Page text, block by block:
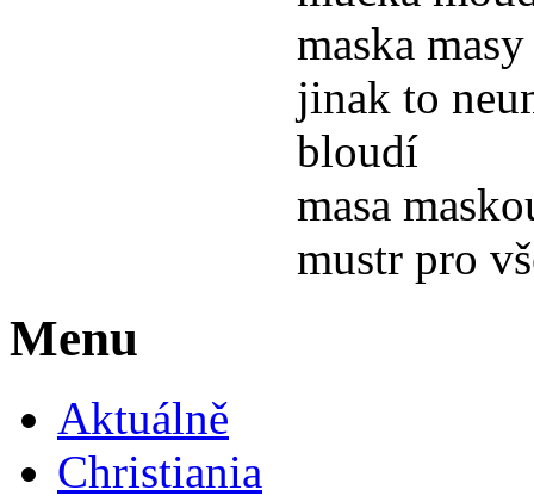
maska masy
jinak to
bloudí
masa
mustr pro
Menu
Aktuálně
Christiania